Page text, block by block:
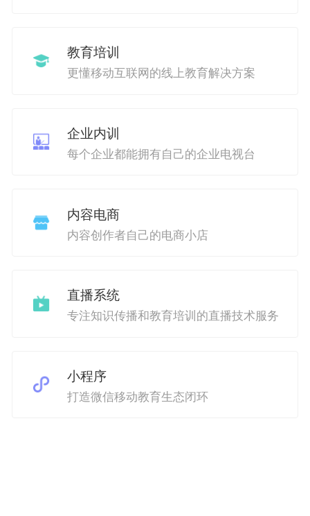
教育培训
更懂移动互联网的线上教育解决方案
企业内训
每个企业都能拥有自己的企业电视台
内容电商
内容创作者自己的电商小店
直播系统
专注知识传播和教育培训的直播技术服务
小程序
打造微信移动教育生态闭环